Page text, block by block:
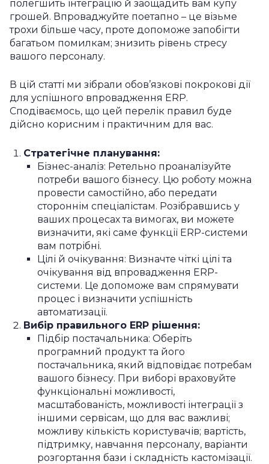
полегшить інтеграцію й заощадить вам купу
грошей. Впроваджуйте поетапно – це візьме
трохи більше часу, проте допоможе запобігти
багатьом помилкам; знизить рівень стресу
вашого персоналу.
В цій статті ми зібрали обов’язкові покрокові дії
для успішного впровадження ERP.
Сподіваємось, що цей перелік правил буде
дійсно корисним і практичним для вас.
Стратегічне планування:
Бізнес-аналіз: Ретельно проаналізуйте
потреби вашого бізнесу. Цю роботу можна
провести самостійно, або передати
стороннім спеціалістам. Розібравшись у
ваших процесах та вимогах, ви можете
визначити, які саме функції ERP-системи
вам потрібні.
Цілі й очікування: Визначте чіткі цілі та
очікування від впровадження ERP-
системи. Це допоможе вам спрямувати
процес і визначити успішність
автоматизації.
Вибір правильного ERP рішення:
Підбір постачальника: Оберіть
програмний продукт та його
постачальника, який відповідає потребам
вашого бізнесу. При виборі враховуйте
функціональні можливості,
масштабованість, можливості інтеграції з
іншими сервісам, що для вас важливі;
можливу кількість користувачів; вартість,
підтримку, навчання персоналу, варіанти
розгортання бази і складність кастомізації.